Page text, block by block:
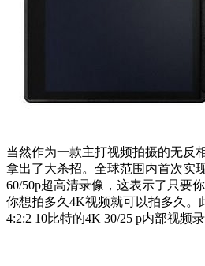
当然作为一款主打视频拍摄的无反
拿出了大杀招。全球范围内首次实
60/50p超高清录像，这表示了只要
你想拍多久4K视频就可以拍多久。
4:2:2 10比特的4K 30/25 p内部视频录